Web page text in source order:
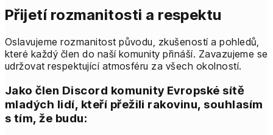
Přijetí rozmanitosti a respektu
Oslavujeme rozmanitost původu, zkušeností a pohledů,
které každý člen do naší komunity přináší. Zavazujeme se
udržovat respektující atmosféru za všech okolností.
Jako člen Discord komunity Evropské sítě
mladých lidí, kteří přežili rakovinu, souhlasím
s tím, že budu: